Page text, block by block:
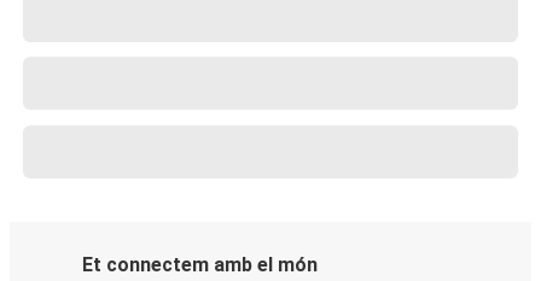
Et connectem amb el món